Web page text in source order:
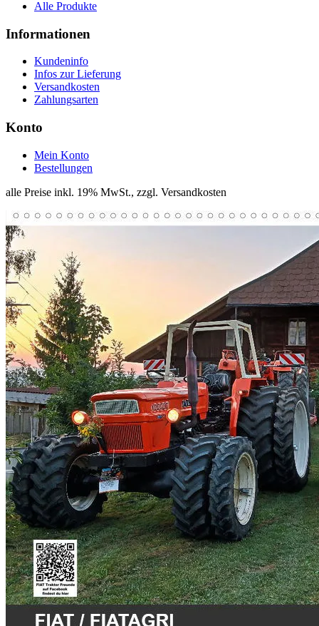
Alle Produkte
Informationen
Kundeninfo
Infos zur Lieferung
Versandkosten
Zahlungsarten
Konto
Mein Konto
Bestellungen
alle Preise inkl. 19% MwSt., zzgl. Versandkosten